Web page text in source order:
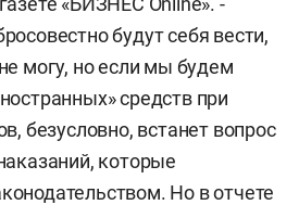
будут себя вести,
могу, но если мы будем
средств при
безусловно, встанет вопрос
которые
Но в отчете